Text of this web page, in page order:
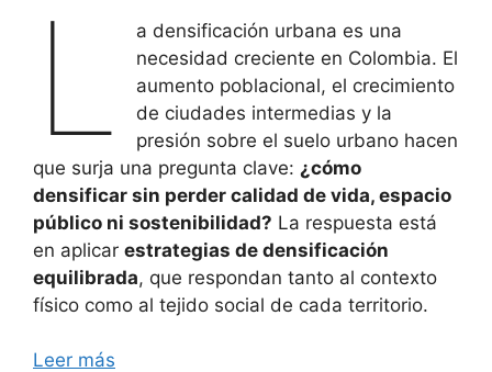
L
a densificación urbana es una
necesidad creciente en Colombia. El
aumento poblacional, el crecimiento
de ciudades intermedias y la
presión sobre el suelo urbano hacen
que surja una pregunta clave: ¿cómo
densificar sin perder calidad de vida, espacio
público ni sostenibilidad? La respuesta está
en aplicar estrategias de densificación
equilibrada, que respondan tanto al contexto
físico como al tejido social de cada territorio.
Leer más